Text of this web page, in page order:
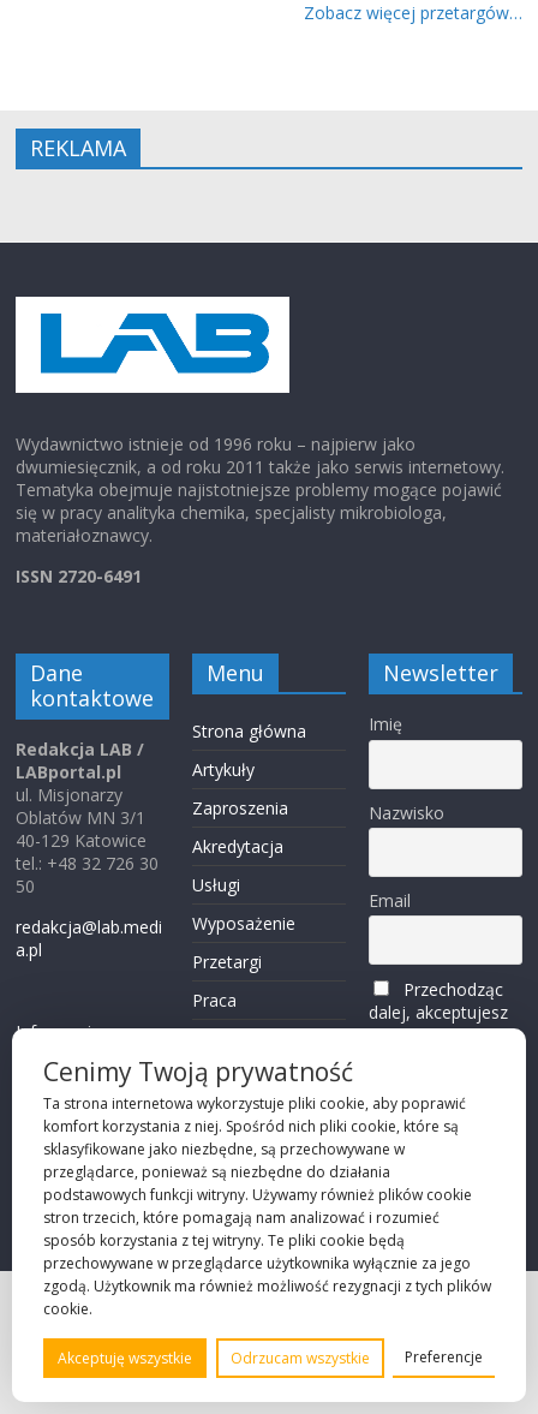
Zobacz więcej przetargów…
REKLAMA
Wydawnictwo istnieje od 1996 roku – najpierw jako
dwumiesięcznik, a od roku 2011 także jako serwis internetowy.
Tematyka obejmuje najistotniejsze problemy mogące pojawić
się w pracy analityka chemika, specjalisty mikrobiologa,
materiałoznawcy.
ISSN 2720-6491
Dane
kontaktowe
Redakcja LAB /
LABportal.pl
ul. Misjonarzy
Oblatów MN 3/1
40-129 Katowice
tel.: +48 32 726 30
50
redakcja@lab.medi
a.pl
Informacje o
Przechodząc dalej,
akceptujeszpolity
kę prywatności
Menu
Strona główna
Artykuły
Zaproszenia
Akredytacja
Usługi
Wyposażenie
Przetargi
Praca
Kontakt
Newsletter
Imię
Nazwisko
Email
Przechodząc
dalej, akceptujesz
politykę
©2026 Robie Sp. z o.o.
Cenimy Twoją prywatność
Ta strona internetowa wykorzystuje pliki cookie, aby poprawić
komfort korzystania z niej. Spośród nich pliki cookie, które są
sklasyfikowane jako niezbędne, są przechowywane w
przeglądarce, ponieważ są niezbędne do działania
podstawowych funkcji witryny. Używamy również plików cookie
stron trzecich, które pomagają nam analizować i rozumieć
sposób korzystania z tej witryny. Te pliki cookie będą
przechowywane w przeglądarce użytkownika wyłącznie za jego
zgodą. Użytkownik ma również możliwość rezygnacji z tych plików
cookie.
Akceptuję wszystkie Odrzucam wszystkie Preferencje